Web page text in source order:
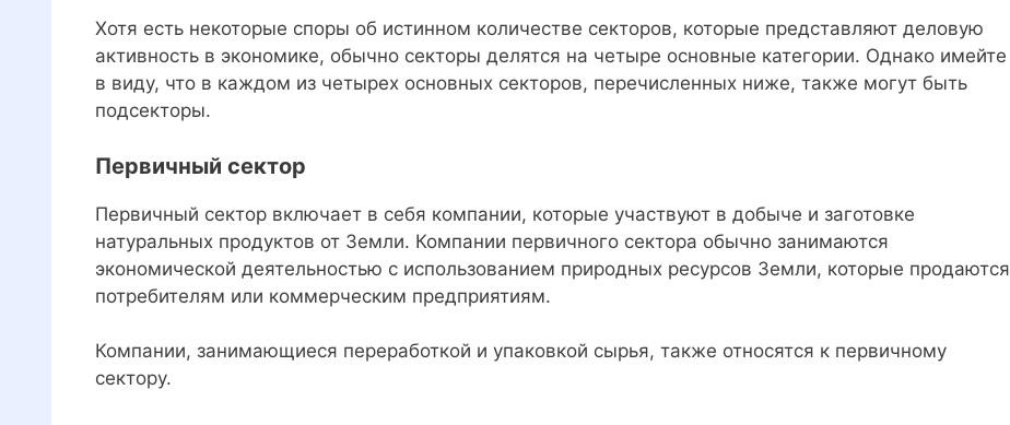
Хотя есть некоторые споры об истинном количестве секторов, которые представляют деловую
активность в экономике, обычно секторы делятся на четыре основные категории. Однако имейте
в виду, что в каждом из четырех основных секторов, перечисленных ниже, также могут быть
подсекторы.
Первичный сектор
Первичный сектор включает в себя компании, которые участвуют в добыче и заготовке
натуральных продуктов от Земли. Компании первичного сектора обычно занимаются
экономической деятельностью с использованием природных ресурсов Земли, которые продаются
потребителям или коммерческим предприятиям.
Компании, занимающиеся переработкой и упаковкой сырья, также относятся к первичному
сектору.